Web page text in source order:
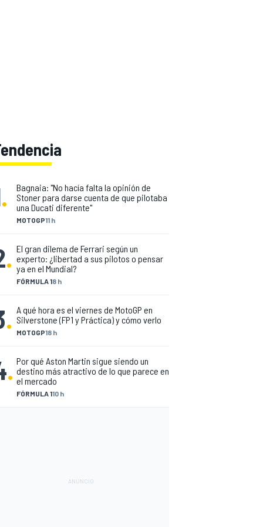
.
MOTOGP11 h
Bagnaia: "No hacía falta la opinión de
Stoner para darse cuenta de que pilotaba
una Ducati diferente"
.
FÓRMULA 18 h
El gran dilema de Ferrari según un
experto: ¿libertad a sus pilotos o pensar
ya en el Mundial?
. MOTOGP18 h
A qué hora es el viernes de MotoGP en
Silverstone (FP1 y Práctica) y cómo verlo
.
FÓRMULA 110 h
Por qué Aston Martin sigue siendo un
destino más atractivo de lo que parece en
el mercado